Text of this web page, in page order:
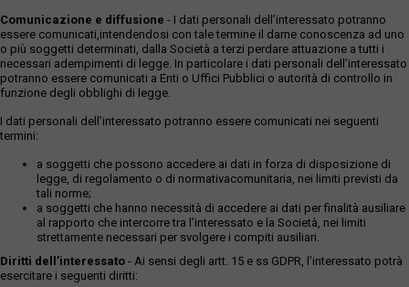
Comunicazione e diffusione - I dati personali dell’interessato potranno
essere comunicati,intendendosi con tale termine il darne conoscenza ad uno
o più soggetti determinati, dalla Società a terzi perdare attuazione a tutti i
necessari adempimenti di legge. In particolare i dati personali dell’interessato
potranno essere comunicati a Enti o Uffici Pubblici o autorità di controllo in
funzione degli obblighi di legge.
I dati personali dell’interessato potranno essere comunicati nei seguenti
termini:
a soggetti che possono accedere ai dati in forza di disposizione di
legge, di regolamento o di normativacomunitaria, nei limiti previsti da
tali norme;
a soggetti che hanno necessità di accedere ai dati per finalità ausiliare
al rapporto che intercorre tra l’interessato e la Società, nei limiti
strettamente necessari per svolgere i compiti ausiliari.
Diritti dell’interessato - Ai sensi degli artt. 15 e ss GDPR, l’interessato potrà
esercitare i seguenti diritti: